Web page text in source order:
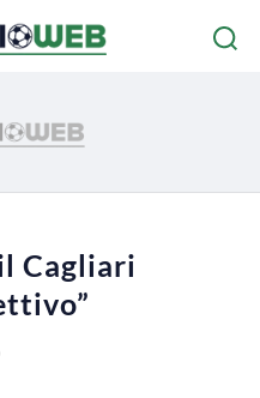
Cagliari